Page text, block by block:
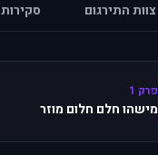
צוות התירגום סקירות
פרק 1
מישהו חלם חלום מוזר